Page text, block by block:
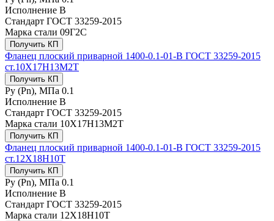
Исполнение B
Стандарт ГОСТ 33259-2015
Марка стали 09Г2С
Получить КП
Фланец плоский приварной 1400-0.1-01-B ГОСТ 33259-2015
ст.10Х17Н13М2Т
Получить КП
Ру (Рn), МПа 0.1
Исполнение B
Стандарт ГОСТ 33259-2015
Марка стали 10Х17Н13М2Т
Получить КП
Фланец плоский приварной 1400-0.1-01-B ГОСТ 33259-2015
ст.12Х18Н10Т
Получить КП
Ру (Рn), МПа 0.1
Исполнение B
Стандарт ГОСТ 33259-2015
Марка стали 12Х18Н10Т